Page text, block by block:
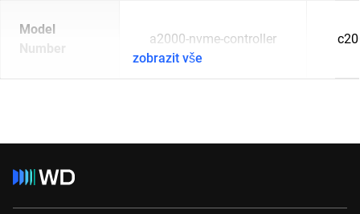
Model
Number
a2000-nvme-controller
zobrazit vše